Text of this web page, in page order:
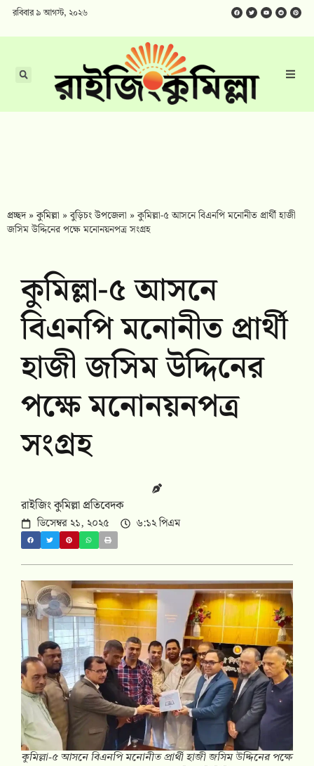
রবিবার ৯ আগস্ট, ২০২৬
প্রচ্ছদ»কুমিল্লা »বুড়িচং উপজেলা »কুমিল্লা-৫ আসনে বিএনপি মনোনীত প্রার্থী হাজী
জসিম উদ্দিনের পক্ষে মনোনয়নপত্র সংগ্রহ
কুমিল্লা-৫ আসনে
বিএনপি মনোনীত প্রার্থী
হাজী জসিম উদ্দিনের
পক্ষে মনোনয়নপত্র
সংগ্রহ
রাইজিং কুমিল্লা প্রতিবেদক
ডিসেম্বর ২১, ২০২৫ ৬:১২ পিএম
কুমিল্লা-৫ আসনে বিএনপি মনোনীত প্রার্থী হাজী জসিম উদ্দিনের পক্ষে